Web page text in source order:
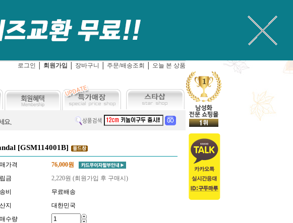
로그인 회원가입 장바구니 주문/배송조회 오늘 본 상품
[GSM114001B]
가격 76,000원
금
2,220원 (회원가입 후 구매시)
비
무료배송
지
대한민국
수량